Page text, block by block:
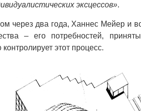
эксцессов».
через два года, Ханнес Мейер и
– его потребностей,
этот процесс.